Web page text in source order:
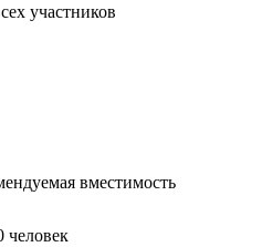
участников
вместимость
человек